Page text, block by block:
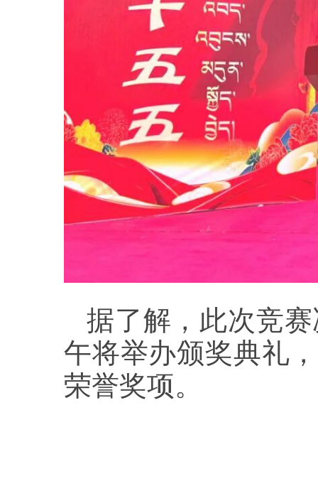
据了解，此次竞
午将举办颁奖典礼
荣誉奖项。